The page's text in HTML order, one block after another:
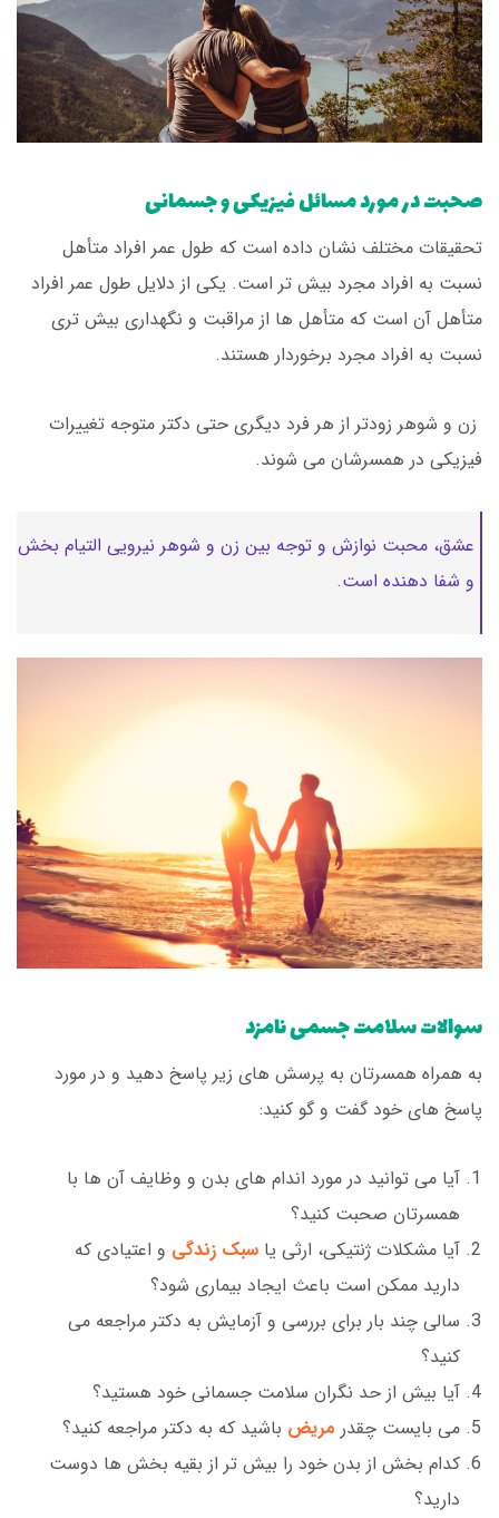
صحبت در مورد مسائل فیزیکی و جسمانی
تحقیقات مختلف نشان داده است که طول عمر افراد متأهل
نسبت به افراد مجرد بیش تر است. یکی از دلایل طول عمر افراد
متأهل آن است که متأهل ها از مراقبت و نگهداری بیش تری
نسبت به افراد مجرد برخوردار هستند.
زن و شوهر زودتر از هر فرد دیگری حتی دکتر متوجه تغییرات
فیزیکی در همسرشان می شوند.
عشق، محبت نوازش و توجه بین زن و شوهر نیرویی التیام بخش
و شفا دهنده است.
سوالات سلامت جسمی نامزد
به همراه همسرتان به پرسش های زیر پاسخ دهید و در مورد
پاسخ های خود گفت و گو کنید:
آیا می توانید در مورد اندام های بدن و وظایف آن ها با
همسرتان صحبت کنید؟
آیا مشکلات ژنتیکی، ارثی یا سبک زندگی و اعتیادی که
دارید ممکن است باعث ایجاد بیماری شود؟
سالی چند بار برای بررسی و آزمایش به دکتر مراجعه می
کنید؟
آیا بیش از حد نگران سلامت جسمانی خود هستید؟
می بایست چقدر مریض باشید که به دکتر مراجعه کنید؟
کدام بخش از بدن خود را بیش تر از بقیه بخش ها دوست
دارید؟